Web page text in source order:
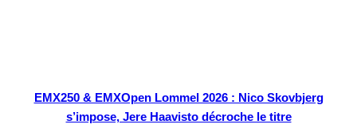
EMX250 & EMXOpen Lommel 2026 : Nico Skovbjerg
s’impose, Jere Haavisto décroche le titre